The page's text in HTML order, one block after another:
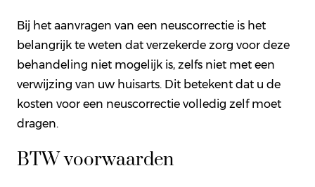
Bij het aanvragen van een neuscorrectie is het
belangrijk te weten dat verzekerde zorg voor deze
behandeling niet mogelijk is, zelfs niet met een
verwijzing van uw huisarts. Dit betekent dat u de
kosten voor een neuscorrectie volledig zelf moet
dragen.
BTW voorwaarden